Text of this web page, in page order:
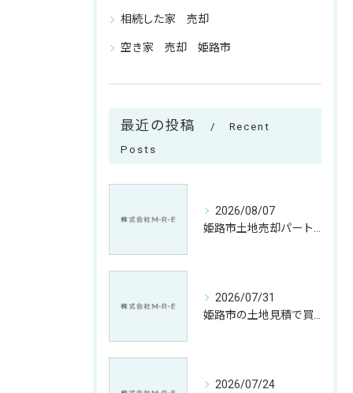
相続した家 売却
空き家 売却 姫路市
最近の投稿
Recent
Posts
2026/08/07
2026/07/31
2026/07/24